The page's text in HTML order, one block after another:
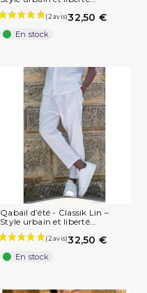
32,50 €
En stock
Qabail d’été - Classik Lin –
Style urbain et liberté...
32,50 €
En stock